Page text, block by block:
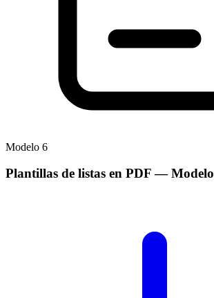
Modelo 6
Plantillas de listas en PDF— Modelo